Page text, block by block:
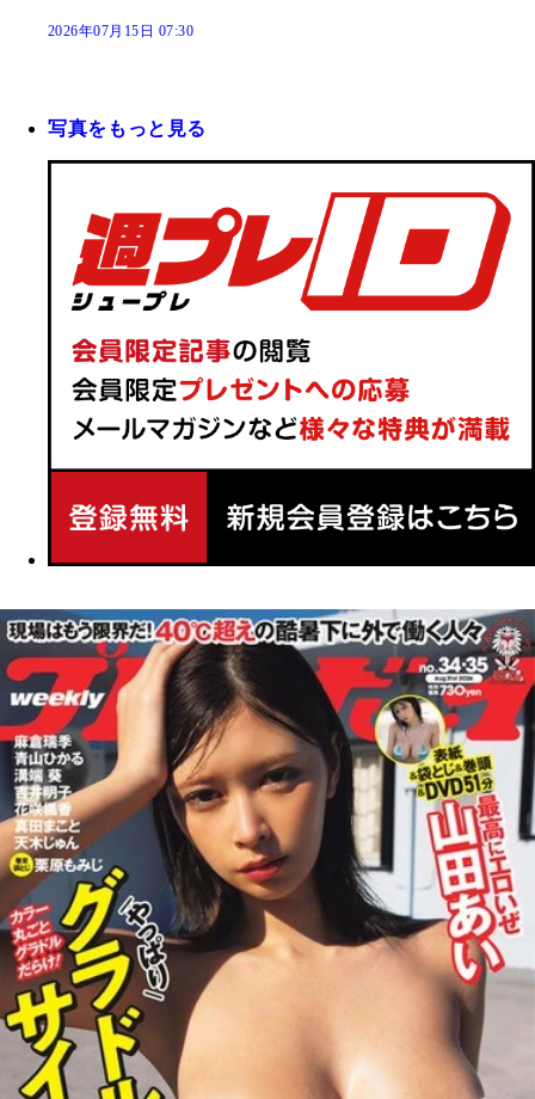
2026年07月15日 07:30
写真をもっと見る